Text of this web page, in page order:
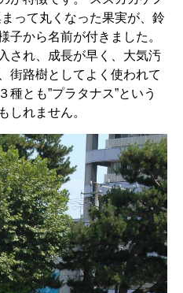
って丸くなった果実が、鈴
子から名前が付きました。
され、成長が早く、大気汚
街路樹としてよく使われて
種とも”プラタナス”という
しれません。